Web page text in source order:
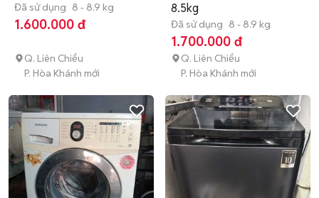
Đã sử dụng 8 - 8.9 kg
1.600.000 đ
Q. Liên Chiểu
P. Hòa Khánh mới
8.5kg
Đã sử dụng 8 - 8.9 kg
1.700.000 đ
Q. Liên Chiểu
P. Hòa Khánh mới